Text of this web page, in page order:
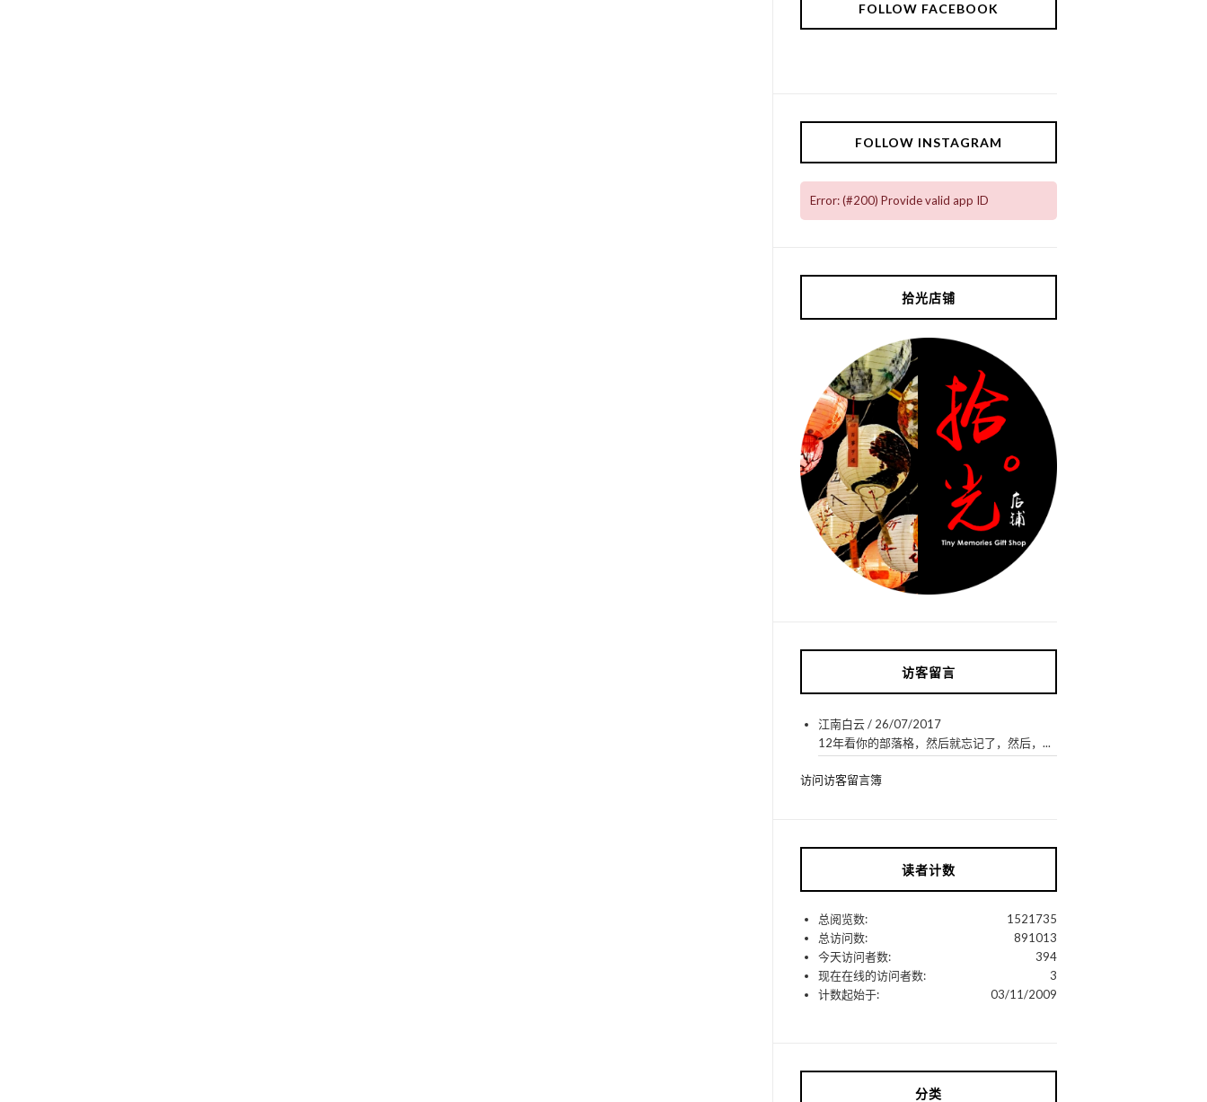
FOLLOW FACEBOOK
FOLLOW INSTAGRAM
Error: (#200) Provide valid app ID
拾光店铺
访客留言
江南白云/ 26/07/2017
12年看你的部落格，然后就忘记了，然后，...
访问访客留言簿
读者计数
1521735
总阅览数:
891013
总访问数:
394
今天访问者数:
3
现在在线的访问者数:
03/11/2009
计数起始于:
分类